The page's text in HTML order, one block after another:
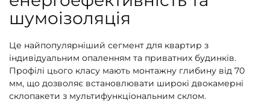
шумоізоляція
Це найпопулярніший сегмент для квартир з
індивідуальним опаленням та приватних будинків.
Профілі цього класу мають монтажну глибину від 70
мм, що дозволяє встановлювати широкі двокамерні
склопакети з мультифункціональним склом.